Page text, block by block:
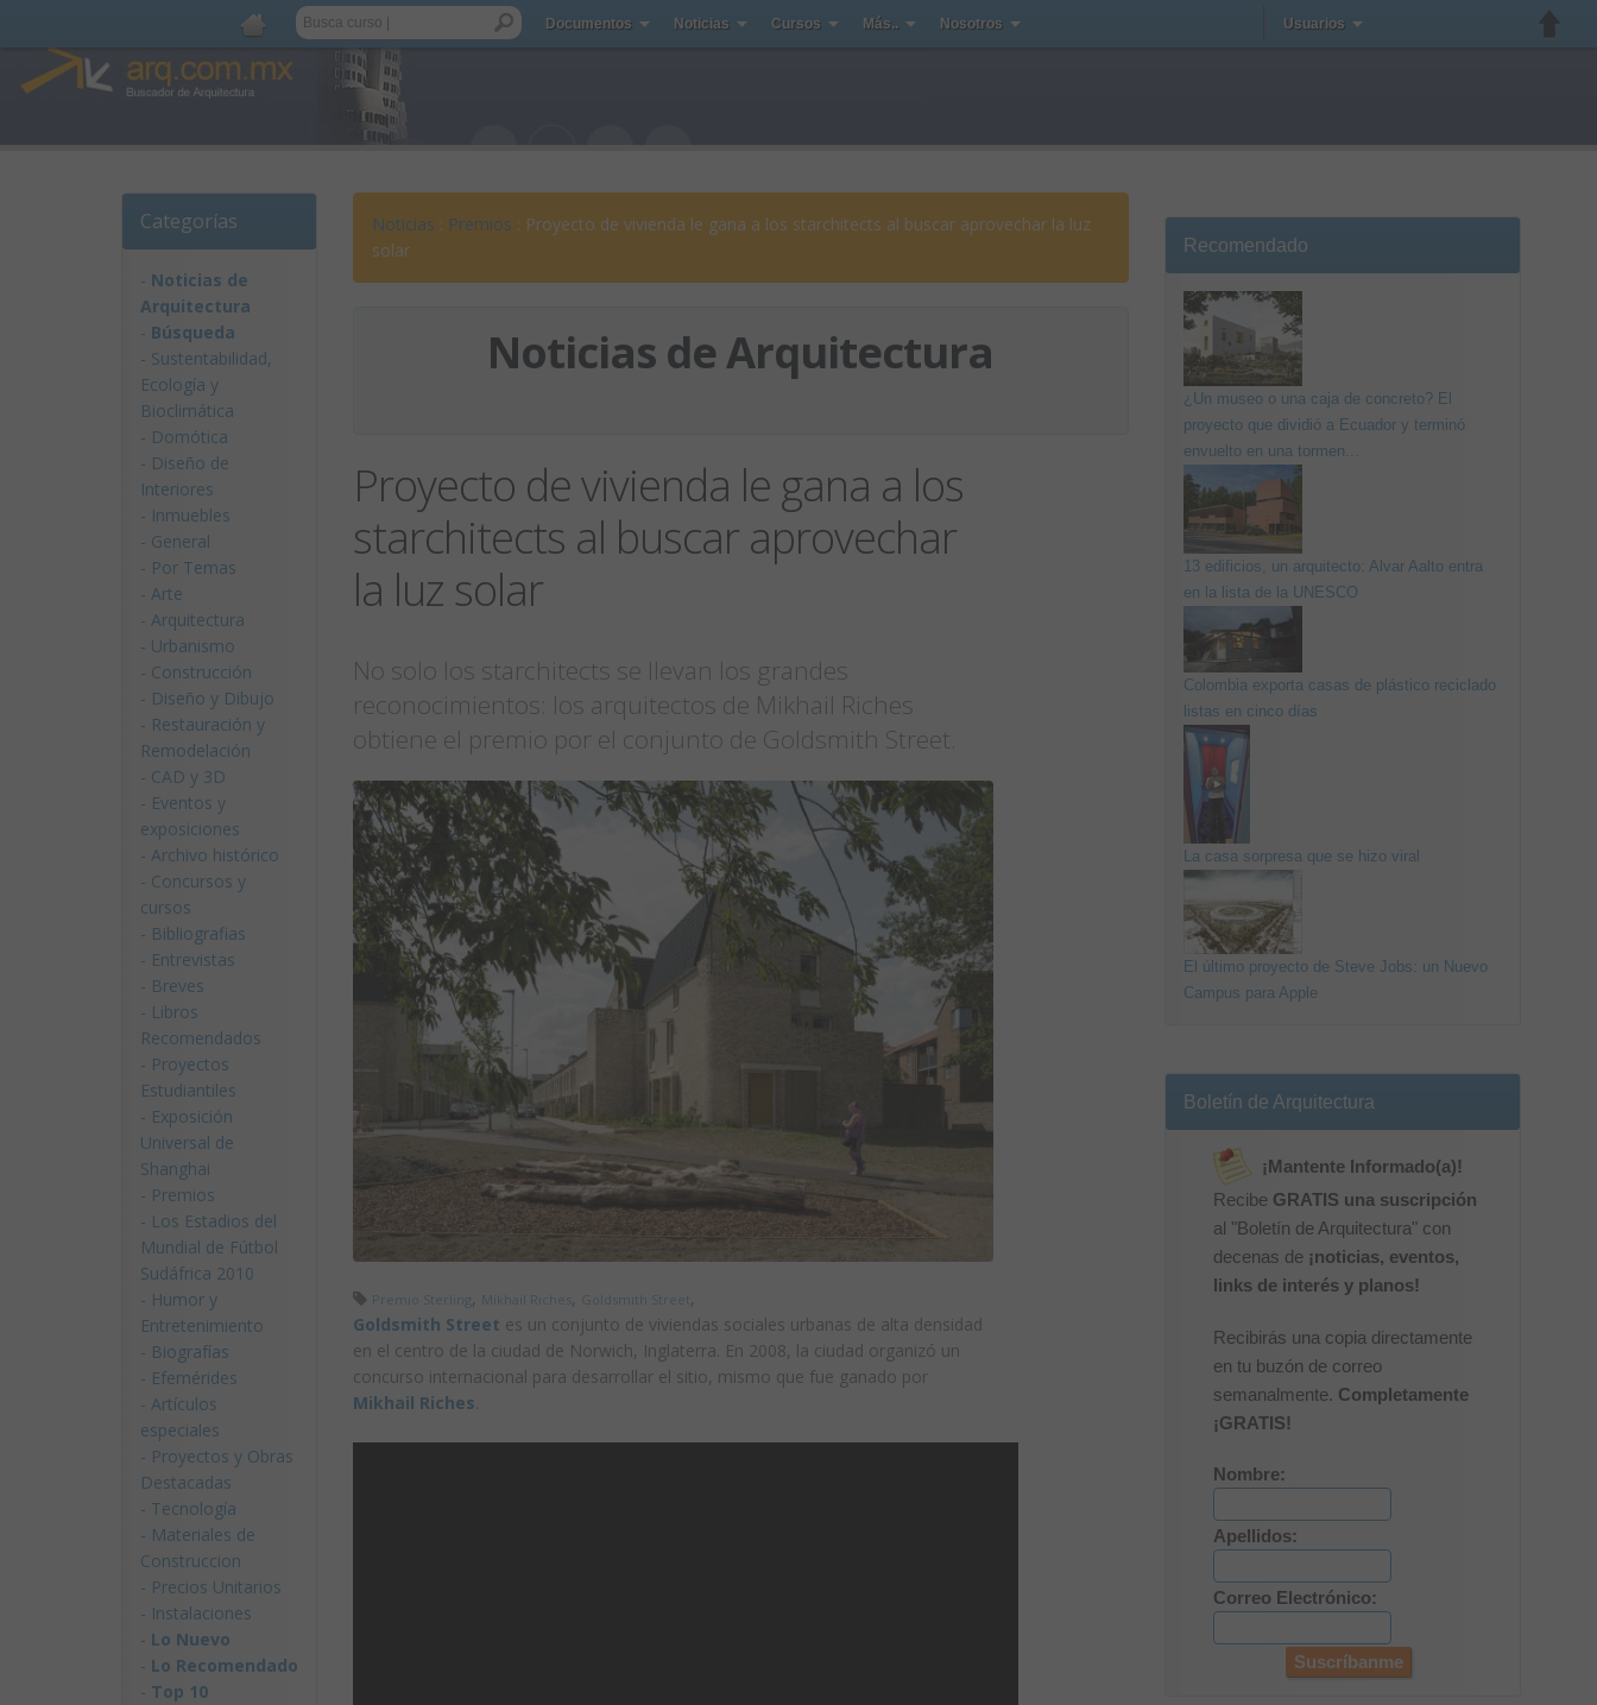
Documentos Noticias Cursos Más.. Nosotros Usuarios
Categorías
- Noticias de
Arquitectura
- Búsqueda
- Sustentabilidad,
Ecologí­a y
Bioclimática
- Domótica
- Diseño de
Interiores
- Inmuebles
- General
- Por Temas
- Arte
- Arquitectura
- Urbanismo
- Construcción
- Diseño y Dibujo
- Restauración y
Remodelación
- CAD y 3D
- Eventos y
exposiciones
- Archivo histórico
- Concursos y
cursos
- Bibliografias
- Entrevistas
- Breves
- Libros
Recomendados
- Proyectos
Estudiantiles
- Exposición
Universal de
Shanghai
- Premios
- Los Estadios del
Mundial de Fútbol
Sudáfrica 2010
- Humor y
Entretenimiento
- Biografías
- Efemérides
- Artículos
especiales
- Proyectos y Obras
Destacadas
- Tecnología
- Materiales de
Construccion
- Precios Unitarios
- Instalaciones
- Lo Nuevo
- Lo Recomendado
- Top 10
Noticias : Premios : Proyecto de vivienda le gana a los starchitects al buscar aprovechar la luz
solar
Noticias de Arquitectura
Proyecto de vivienda le gana a los
starchitects al buscar aprovechar
la luz solar
No solo los starchitects se llevan los grandes
reconocimientos: los arquitectos de Mikhail Riches
obtiene el premio por el conjunto de Goldsmith Street.
Premio Sterling Mikhail Riches Goldsmith Street
Goldsmith Street es un conjunto de viviendas sociales urbanas de alta densidad
en el centro de la ciudad de Norwich, Inglaterra. En 2008, la ciudad organizó un
concurso internacional para desarrollar el sitio, mismo que fue ganado por
Mikhail Riches
Recomendado
¿Un museo o una caja de concreto? El
proyecto que dividió a Ecuador y terminó
envuelto en una tormen...
13 edificios, un arquitecto: Alvar Aalto entra
en la lista de la UNESCO
Colombia exporta casas de plástico reciclado
listas en cinco días
La casa sorpresa que se hizo viral
El último proyecto de Steve Jobs: un Nuevo
Campus para Apple
Boletín de Arquitectura
¡Mantente Informado(a)!
Recibe GRATIS una suscripción
al "Boletín de Arquitectura" con
decenas de ¡noticias, eventos,
links de interés y planos!
Recibirás una copia directamente
en tu buzón de correo
semanalmente. Completamente
¡GRATIS!
Nombre:
Apellidos:
Correo Electrónico: